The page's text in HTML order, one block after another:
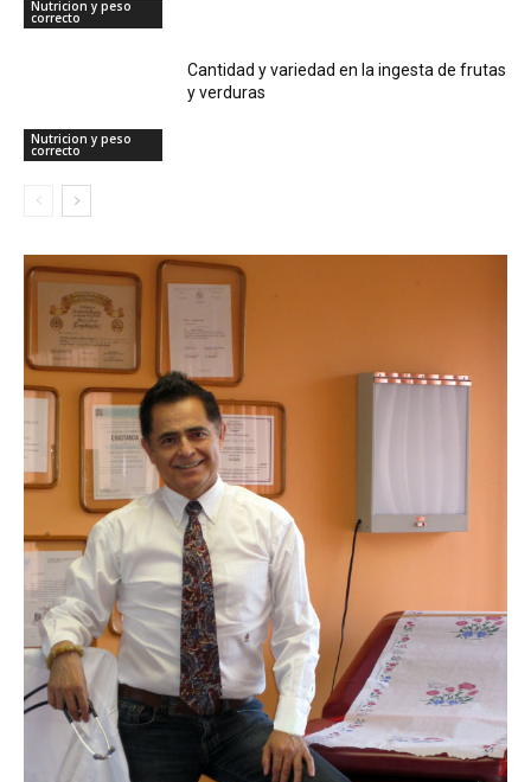
Nutricion y peso
correcto
Nutricion y peso
correcto
Cantidad y variedad en la ingesta de frutas
y verduras